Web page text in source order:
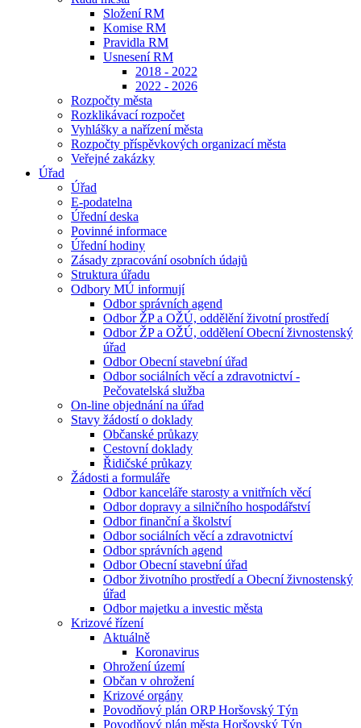
Složení RM
Komise RM
Pravidla RM
Usnesení RM
2018 - 2022
2022 - 2026
Rozpočty města
Rozklikávací rozpočet
Vyhlášky a nařízení města
Rozpočty příspěvkových organizací města
Veřejné zakázky
Úřad
Úřad
E-podatelna
Úřední deska
Povinné informace
Úřední hodiny
Zásady zpracování osobních údajů
Struktura úřadu
Odbory MÚ informují
Odbor správních agend
Odbor ŽP a OŽÚ, oddělění životní prostředí
Odbor ŽP a OŽÚ, oddělení Obecní živnostenský
úřad
Odbor Obecní stavební úřad
Odbor sociálních věcí a zdravotnictví -
Pečovatelská služba
On-line objednání na úřad
Stavy žádostí o doklady
Občanské průkazy
Cestovní doklady
Řidičské průkazy
Žádosti a formuláře
Odbor kanceláře starosty a vnitřních věcí
Odbor dopravy a silničního hospodářství
Odbor finanční a školství
Odbor sociálních věcí a zdravotnictví
Odbor správních agend
Odbor Obecní stavební úřad
Odbor životního prostředí a Obecní živnostenský
úřad
Odbor majetku a investic města
Krizové řízení
Aktuálně
Koronavirus
Ohrožení území
Občan v ohrožení
Krizové orgány
Povodňový plán ORP Horšovský Týn
Povodňový plán města Horšovský Týn